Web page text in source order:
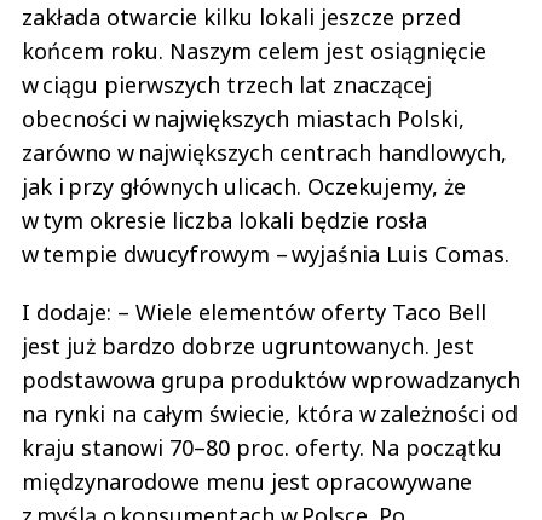
zakłada otwarcie kilku lokali jeszcze przed
końcem roku. Naszym celem jest osiągnięcie
w ciągu pierwszych trzech lat znaczącej
obecności w największych miastach Polski,
zarówno w największych centrach handlowych,
jak i przy głównych ulicach. Oczekujemy, że
w tym okresie liczba lokali będzie rosła
w tempie dwucyfrowym – wyjaśnia Luis Comas.
I dodaje: – Wiele elementów oferty Taco Bell
jest już bardzo dobrze ugruntowanych. Jest
podstawowa grupa produktów wprowadzanych
na rynki na całym świecie, która w zależności od
kraju stanowi 70–80 proc. oferty. Na początku
międzynarodowe menu jest opracowywane